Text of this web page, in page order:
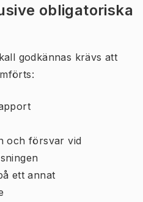
obligatoriska
godkännas krävs att
och försvar vid
ett annat